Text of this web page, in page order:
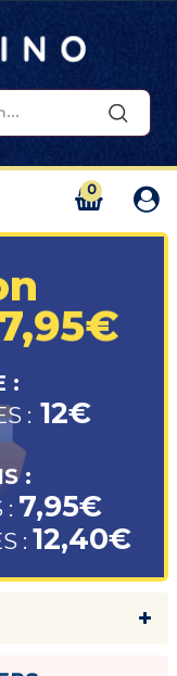
0
:
: 12€
:
: 7,95€
: 12,40€